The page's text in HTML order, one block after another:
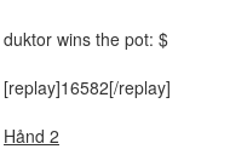
duktor wins the pot: $
[replay]16582[/replay]
Hånd 2